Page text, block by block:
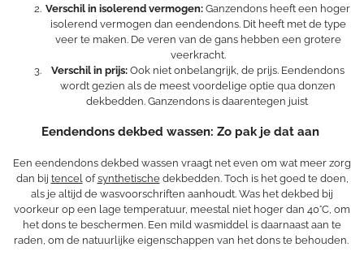
Verschil in isolerend vermogen: Ganzendons heeft een hoger
isolerend vermogen dan eendendons. Dit heeft met de type
veer te maken. De veren van de gans hebben een grotere
veerkracht.
Verschil in prijs: Ook niet onbelangrijk, de prijs. Eendendons
wordt gezien als de meest voordelige optie qua donzen
dekbedden. Ganzendons is daarentegen juist
Eendendons dekbed wassen: Zo pak je dat aan
Een eendendons dekbed wassen vraagt net even om wat meer zorg
dan bij tencelofsynthetischedekbedden. Toch is het goed te doen,
als je altijd de wasvoorschriften aanhoudt. Was het dekbed bij
voorkeur op een lage temperatuur, meestal niet hoger dan 40°C, om
het dons te beschermen. Een mild wasmiddel is daarnaast aan te
raden, om de natuurlijke eigenschappen van het dons te behouden.